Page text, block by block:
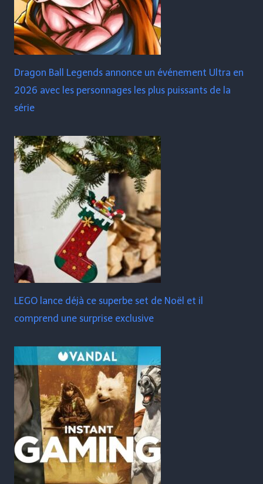
Dragon Ball Legends annonce un événement Ultra en
2026 avec les personnages les plus puissants de la
série
LEGO lance déjà ce superbe set de Noël et il
comprend une surprise exclusive